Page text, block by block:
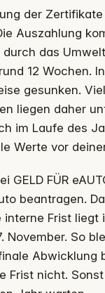
der
Auszahlung
durch das
12 Wochen.
gesunken.
liegen daher
im Laufe des
Werte vor
GELD FÜR
beantragen.
interne Frist liegt
November. So
Abwicklung
Frist nicht.